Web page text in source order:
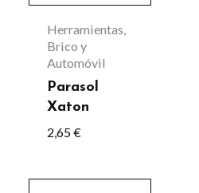
Herramientas,
Brico y
Automóvil
Parasol
Xaton
2,65€
opciones
se
pueden
elegir
en